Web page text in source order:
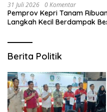
31 Juli 2026 0 Komentar
Pemprov Kepri Tanam
Langkah Kecil Berdampak
Berita Politik